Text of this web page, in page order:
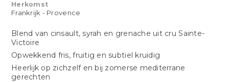
Herkomst
Frankrijk - Provence
Blend van cinsault, syrah en grenache uit cru Sainte-
Victoire
Opwekkend fris, fruitig en subtiel kruidig
Heerlijk op zichzelf en bij zomerse mediterrane
gerechten